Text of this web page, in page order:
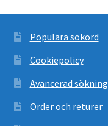
Populära sökord
Cookiepolicy
Avancerad sökning
Order och returer